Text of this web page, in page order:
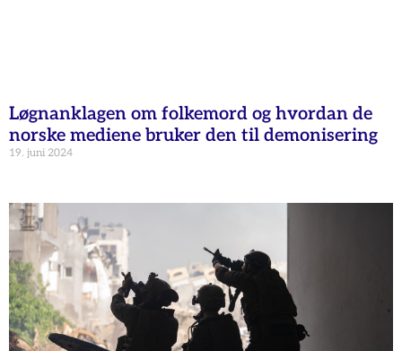
Løgnanklagen om folkemord og hvordan de
norske mediene bruker den til demonisering
19. juni 2024